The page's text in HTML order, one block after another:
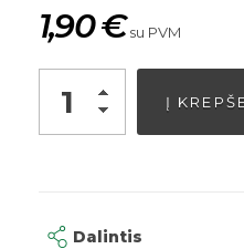
1,90€ su PVM
Į
Dalintis